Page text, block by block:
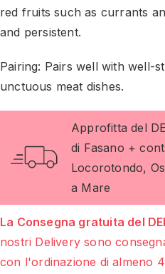
red fruits such as currants
and persistent.
Pairing: Pairs well with well-
unctuous meat dishes.
Approfitta del
di Fasano +
Locorotondo,
a Mare
La Consegna gratuita del
nostri Delivery sono
con l'ordinazione di almeno